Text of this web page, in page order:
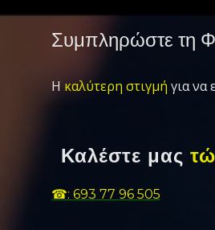
Συμπληρώστε τη
Η καλύτερη στιγμή για να
Καλέστε μας
☎: 693 77 96 505